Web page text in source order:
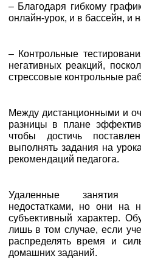
– Благодаря гибкому
онлайн-урок, и в бассейн, и
– Контрольные
негативных реакций,
стрессовые контрольные
Между дистанционными и
разницы в плане
чтобы достичь
выполнять задания на
рекомендаций педагога.
Удаленные занятия
недостатками, но они на
субъективный характер.
лишь в том случае, если
распределять время и
домашних заданий.